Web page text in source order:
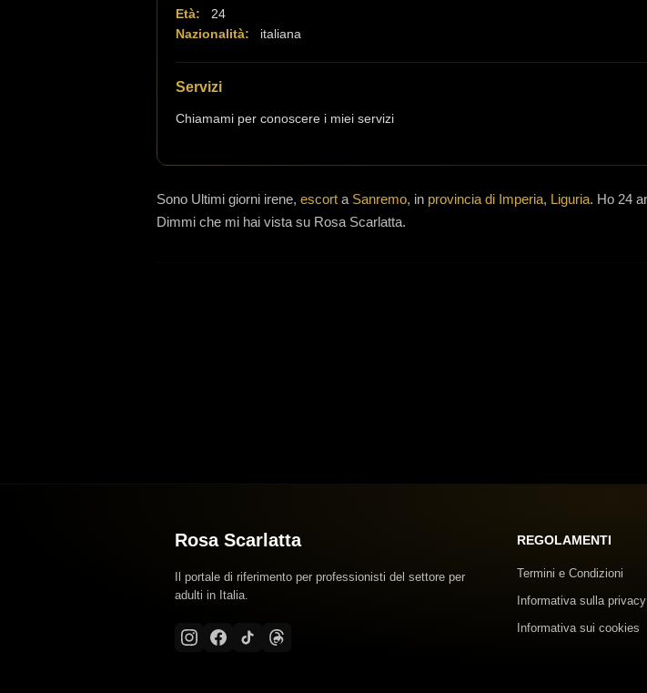
Età:
24
Nazionalità:
italiana
Servizi
Chiamami per conoscere i miei servizi
Sono Ultimi giorni irene, escort a Sanremo, in provincia di Imperia, Liguria. Ho 24
Dimmi che mi hai vista su Rosa Scarlatta.
Rosa Scarlatta
Il portale di riferimento per professionisti del settore per
adulti in Italia.
REGOLAMENTI
Termini e Condizioni
Informativa sulla privacy
Informativa sui cookies